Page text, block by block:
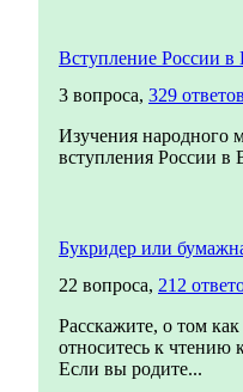
Вступление России
3 вопроса, 329 ответов
Изучения народного
вступления России в
Букридер или
22 вопроса, 212
Расскажите, о том
относитесь к чтению
Если вы родите...